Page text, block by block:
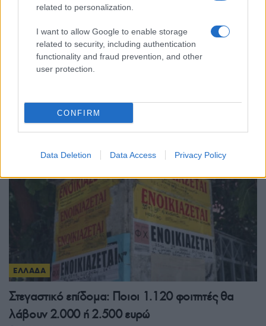
related to personalization.
I want to allow Google to enable storage
related to security, including authentication
functionality and fraud prevention, and other
user protection.
CONFIRM
Data Deletion Data Access Privacy Policy
ΕΛΛΑΔΑ
τις Μυκήνες – Ενισχύθηκαν οι δυνάμεις
7/08/2026 - 6:26μμ
ΕΛΛΑΔΑ
Στεγαστικό επίδομα: Ποιοι 1.120 φοιτητές θα
λάβουν 2.000 ή 2.500 ευρώ